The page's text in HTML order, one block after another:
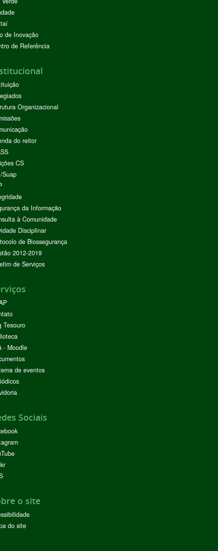
de Inovação
de Referência
Organizacional
do reitor
CS
Suap
da Informação
à Comunidade
Disciplinar
de Biossegurança
2012-2019
de Serviços
Tesouro
- Moodle
de eventos
Sociais
o site
do site